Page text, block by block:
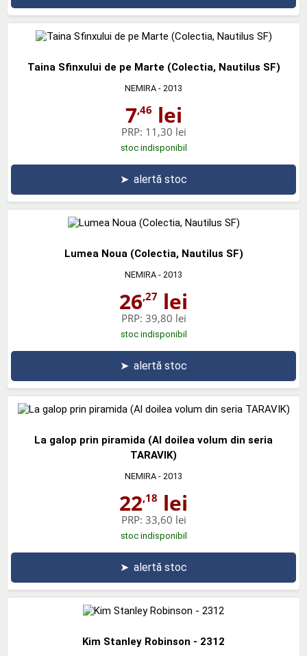
Taina Sfinxului de pe Marte (Colectia, Nautilus SF)
NEMIRA - 2013
7,46 lei
PRP: 11,30 lei
stoc indisponibil
➤ alertă stoc
Lumea Noua (Colectia, Nautilus SF)
NEMIRA - 2013
26,27 lei
PRP: 39,80 lei
stoc indisponibil
➤ alertă stoc
La galop prin piramida (Al doilea volum din seria
TARAVIK)
NEMIRA - 2013
22,18 lei
PRP: 33,60 lei
stoc indisponibil
➤ alertă stoc
Kim Stanley Robinson - 2312